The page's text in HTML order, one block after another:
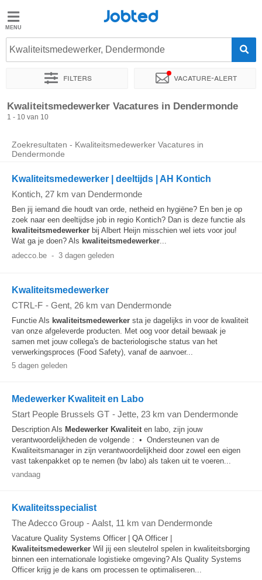
Jobted
Taal
Jobted
Kwaliteitsmedewerker, Dendermonde
Filters Vacature-alert
Sorteer op Exacte locatie
Kwaliteitsmedewerker Vacatures in Dendermonde
1 - 10 van 10
Zoekresultaten - Kwaliteitsmedewerker Vacatures in
Dendermonde
Kwaliteitsmedewerker | deeltijds | AH Kontich
Kontich, 27 km van Dendermonde
Ben jij iemand die houdt van orde, netheid en hygiëne? En ben je op
zoek naar een deeltijdse job in regio Kontich? Dan is deze functie als
kwaliteitsmedewerker bij Albert Heijn misschien wel iets voor jou!
Wat ga je doen? Als kwaliteitsmedewerker...
adecco.be - 3 dagen geleden
Kwaliteitsmedewerker
CTRL-F - Gent, 26 km van Dendermonde
Functie Als kwaliteitsmedewerker sta je dagelijks in voor de kwaliteit
van onze afgeleverde producten. Met oog voor detail bewaak je
samen met jouw collega's de bacteriologische status van het
verwerkingsproces (Food Safety), vanaf de aanvoer...
5 dagen geleden
Medewerker Kwaliteit en Labo
Start People Brussels GT - Jette, 23 km van Dendermonde
Description Als Medewerker Kwaliteiten labo, zijn jouw
verantwoordelijkheden de volgende : • Ondersteunen van de
Kwaliteitsmanager in zijn verantwoordelijkheid door zowel een eigen
vast takenpakket op te nemen (bv labo) als taken uit te voeren...
vandaag
Kwaliteitsspecialist
The Adecco Group - Aalst, 11 km van Dendermonde
Vacature Quality Systems Officer | QA Officer |
Kwaliteitsmedewerker Wil jij een sleutelrol spelen in kwaliteitsborging
binnen een internationale logistieke omgeving? Als Quality Systems
Officer krijg je de kans om processen te optimaliseren...